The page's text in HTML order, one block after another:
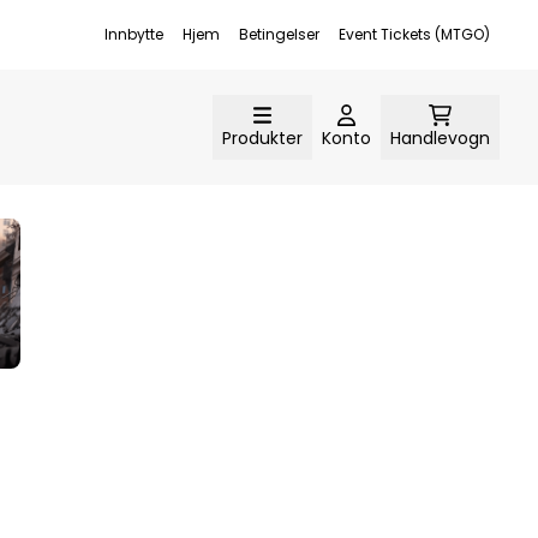
Innbytte Hjem Betingelser Event Tickets (MTGO)
Produkter Konto Handlevogn